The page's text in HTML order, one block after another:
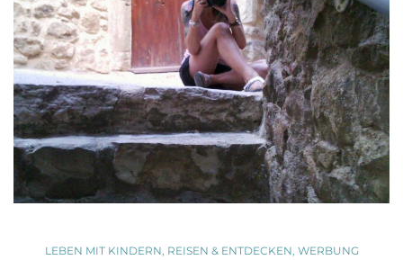
LEBEN MIT KINDERN REISEN & ENTDECKEN WERBUNG